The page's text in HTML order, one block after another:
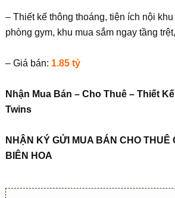
– Thiết kế thông thoáng, tiện ích nội
phòng gym, khu mua sắm ngay tầng
– Giá bán: 1.85 tỷ
Nhận Mua Bán – Cho Thuê – Thiết
Twins
NHẬN KÝ GỬI MUA BÁN CHO
BIÊN HOA